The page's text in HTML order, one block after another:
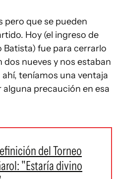
pero que se pueden
Hoy (el ingreso de
Batista) fue para cerrarlo
nueves y nos estaban
teníamos una ventaja
precaución en esa
del Torneo
"Estaría divino